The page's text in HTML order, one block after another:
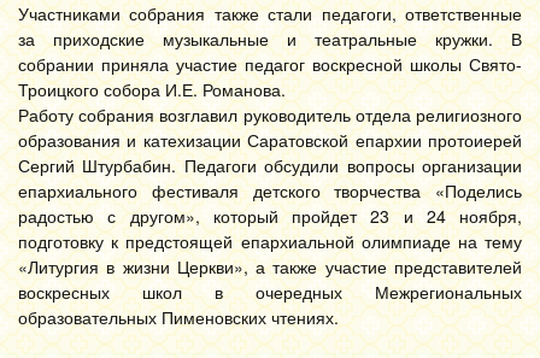
Участниками собрания также стали педагоги, ответственные
за приходские музыкальные и театральные кружки. В
собрании приняла участие педагог воскресной школы Свято-
Троицкого собора И.Е. Романова.
Работу собрания возглавил руководитель отдела религиозного
образования и катехизации Саратовской епархии протоиерей
Сергий Штурбабин. Педагоги обсудили вопросы организации
епархиального фестиваля детского творчества «Поделись
радостью с другом», который пройдет 23 и 24 ноября,
подготовку к предстоящей епархиальной олимпиаде на тему
«Литургия в жизни Церкви», а также участие представителей
воскресных школ в очередных Межрегиональных
образовательных Пименовских чтениях.